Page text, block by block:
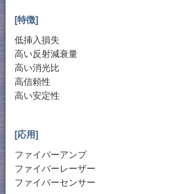
[特徴]
低挿入損失
高い反射減衰量
高い消光比
高信頼性
高い安定性
[応用]
ファイバーアンプ
ファイバーレーザー
ファイバーセンサー